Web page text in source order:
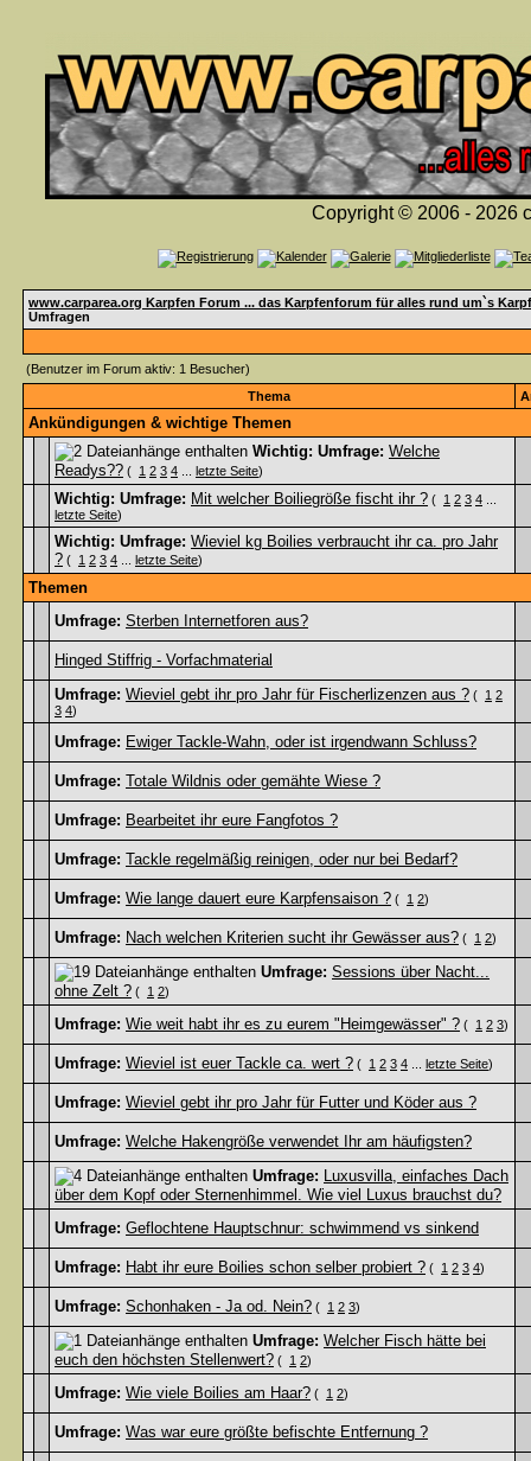
Copyright © 2006 - 2026
www.carparea.org Karpfen Forum ... das Karpfenforum für alles rund um`s
Umfragen
(Benutzer im Forum aktiv: 1 Besucher)
Thema
Ankündigungen & wichtige Themen
Wichtig: Umfrage: Welche
Readys?? ( 1 2 3 4 letzte Seite)
Wichtig: Umfrage: Mit welcher Boiliegröße fischt ihr ? ( 1 2 3 4
letzte Seite)
Wichtig: Umfrage: Wieviel kg Boilies verbraucht ihr ca. pro Jahr
? ( 1 2 3 4 letzte Seite)
Themen
Umfrage: Sterben Internetforen aus?
Hinged Stiffrig - Vorfachmaterial
Umfrage: Wieviel gebt ihr pro Jahr für Fischerlizenzen aus ? ( 1 2
3 4)
Umfrage: Ewiger Tackle-Wahn, oder ist irgendwann Schluss?
Umfrage: Totale Wildnis oder gemähte Wiese ?
Umfrage: Bearbeitet ihr eure Fangfotos ?
Umfrage: Tackle regelmäßig reinigen, oder nur bei Bedarf?
Umfrage: Wie lange dauert eure Karpfensaison ? ( 1 2)
Umfrage: Nach welchen Kriterien sucht ihr Gewässer aus? ( 1 2)
Umfrage: Sessions über Nacht...
ohne Zelt ? ( 1 2)
Umfrage: Wie weit habt ihr es zu eurem "Heimgewässer" ? ( 1 2 3)
Umfrage: Wieviel ist euer Tackle ca. wert ? ( 1 2 3 4 letzte Seite)
Umfrage: Wieviel gebt ihr pro Jahr für Futter und Köder aus ?
Umfrage: Welche Hakengröße verwendet Ihr am häufigsten?
Umfrage: Luxusvilla, einfaches Dach
über dem Kopf oder Sternenhimmel. Wie viel Luxus brauchst du?
Umfrage: Geflochtene Hauptschnur: schwimmend vs sinkend
Umfrage: Habt ihr eure Boilies schon selber probiert ? ( 1 2 3 4)
Umfrage: Schonhaken - Ja od. Nein? ( 1 2 3)
Umfrage: Welcher Fisch hätte bei
euch den höchsten Stellenwert? ( 1 2)
Umfrage: Wie viele Boilies am Haar? ( 1 2)
Umfrage: Was war eure größte befischte Entfernung ?